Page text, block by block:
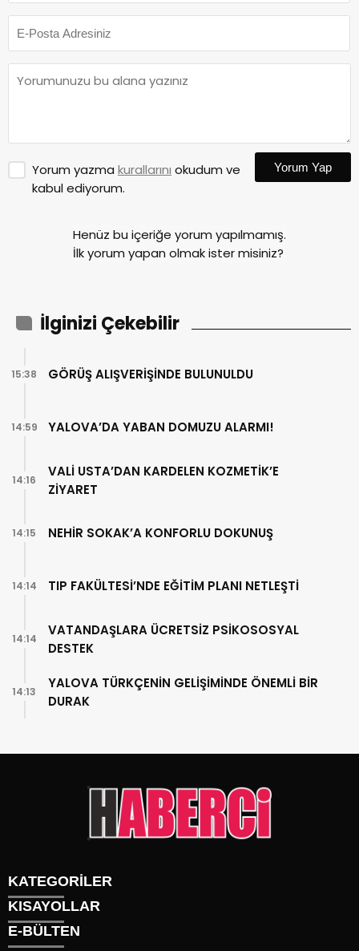
Yorum yazma kurallarını okudum ve
kabul ediyorum.
Yorum Yap
Henüz bu içeriğe yorum yapılmamış.
İlk yorum yapan olmak ister misiniz?
İlginizi Çekebilir
GÖRÜŞ ALIŞVERİŞİNDE BULUNULDU
15:38
YALOVA’DA YABAN DOMUZU ALARMI!
14:59
VALİ USTA’DAN KARDELEN KOZMETİK’E
ZİYARET
14:16
NEHİR SOKAK’A KONFORLU DOKUNUŞ
14:15
TIP FAKÜLTESİ’NDE EĞİTİM PLANI NETLEŞTİ
14:14
VATANDAŞLARA ÜCRETSİZ PSİKOSOSYAL
DESTEK
14:14
YALOVA TÜRKÇENİN GELİŞİMİNDE ÖNEMLİ BİR
DURAK
14:13
KATEGORİLER
Gündem
Siyaset
KISAYOLLAR
Künye
E-BÜLTEN